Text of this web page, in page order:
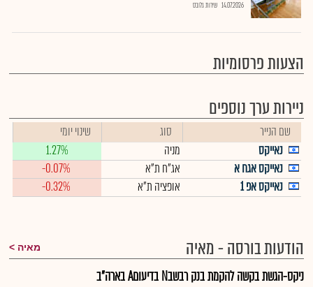
14.07.2026 שירות גלובס
הצעות פרסומיות
ניירות ערך נוספים
שם הנייר סוג
שינוי יומי
נאייקס
מניה
1.27%
נאייקס אגח א
אג"ח ת"א
-0.07%
נאייקס אפ 1
אופציה ת"א -0.32%
הודעות בורסה - מאיה מאיה
ניקס-הגשת בקשה להקמת בנק רבשבN בדיעוםA בארה"ב